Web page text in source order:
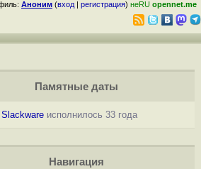
Аноним (вход | регистрация) неRU opennet.me
Памятные даты
Slackwareисполнилось 33 года
Навигация